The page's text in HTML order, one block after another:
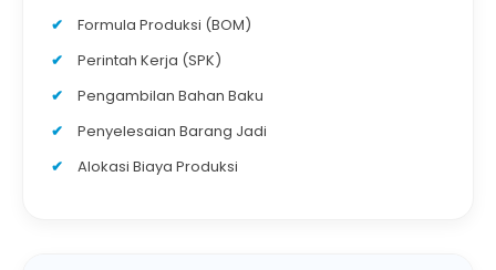
Formula Produksi (BOM)
Perintah Kerja (SPK)
Pengambilan Bahan Baku
Penyelesaian Barang Jadi
Alokasi Biaya Produksi